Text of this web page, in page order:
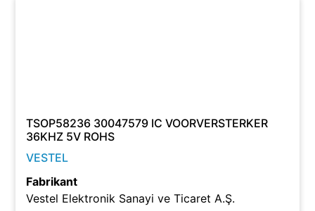
TSOP58236 30047579 IC VOORVERSTERKER
36KHZ 5V ROHS
VESTEL
Fabrikant
Vestel Elektronik Sanayi ve Ticaret A.Ş.